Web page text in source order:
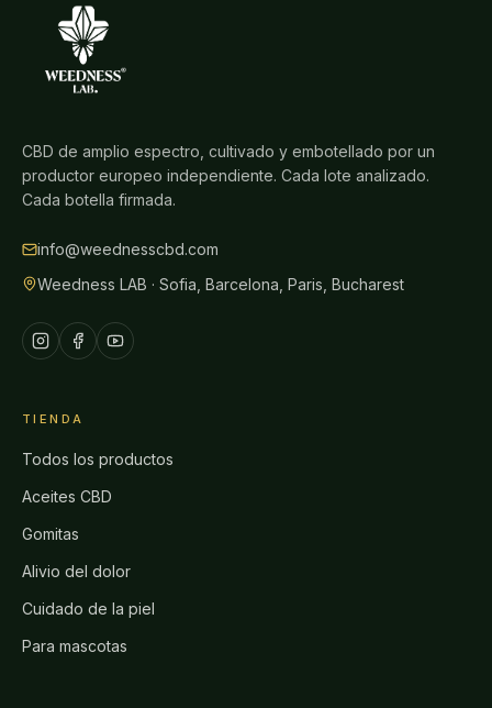
CBD de amplio espectro, cultivado y embotellado por un
productor europeo independiente. Cada lote analizado.
Cada botella firmada.
info@weednesscbd.com
Weedness LAB · Sofia, Barcelona, Paris, Bucharest
TIENDA
Todos los productos
Aceites CBD
Gomitas
Alivio del dolor
Cuidado de la piel
Para mascotas